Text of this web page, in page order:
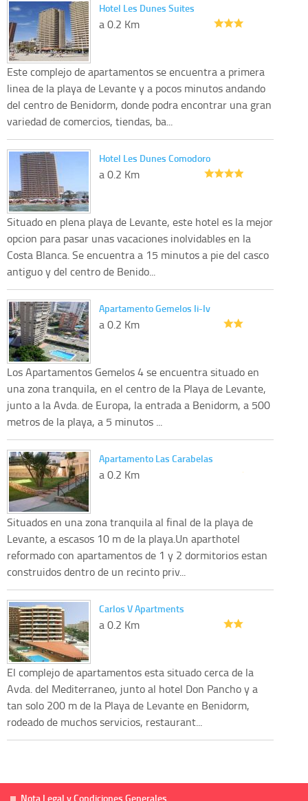
Hotel Les Dunes Suites
a 0.2 Km
Este complejo de apartamentos se encuentra a primera
linea de la playa de Levante y a pocos minutos andando
del centro de Benidorm, donde podra encontrar una gran
variedad de comercios, tiendas, ba...
Hotel Les Dunes Comodoro
a 0.2 Km
Situado en plena playa de Levante, este hotel es la mejor
opcion para pasar unas vacaciones inolvidables en la
Costa Blanca. Se encuentra a 15 minutos a pie del casco
antiguo y del centro de Benido...
Apartamento Gemelos Ii-Iv
a 0.2 Km
Los Apartamentos Gemelos 4 se encuentra situado en
una zona tranquila, en el centro de la Playa de Levante,
junto a la Avda. de Europa, la entrada a Benidorm, a 500
metros de la playa, a 5 minutos ...
Apartamento Las Carabelas
a 0.2 Km
Situados en una zona tranquila al final de la playa de
Levante, a escasos 10 m de la playa.Un aparthotel
reformado con apartamentos de 1 y 2 dormitorios estan
construidos dentro de un recinto priv...
Carlos V Apartments
a 0.2 Km
El complejo de apartamentos esta situado cerca de la
Avda. del Mediterraneo, junto al hotel Don Pancho y a
tan solo 200 m de la Playa de Levante en Benidorm,
rodeado de muchos servicios, restaurant...
Nota Legal y Condiciones Generales